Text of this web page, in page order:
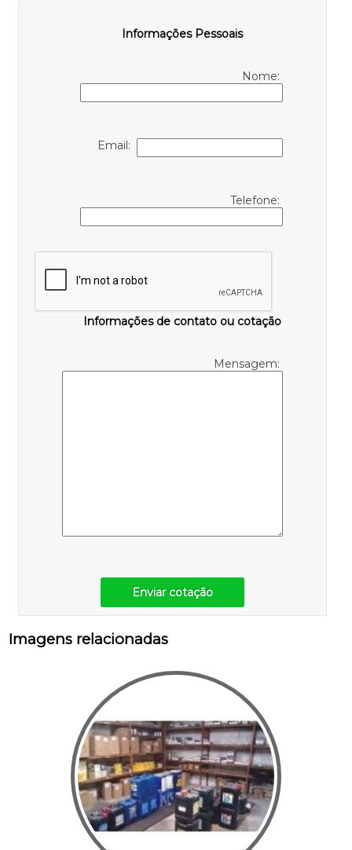
Informações Pessoais
Nome:
Email:
Telefone:
Informações de contato ou cotação
Mensagem:
Enviar cotação
Imagens relacionadas